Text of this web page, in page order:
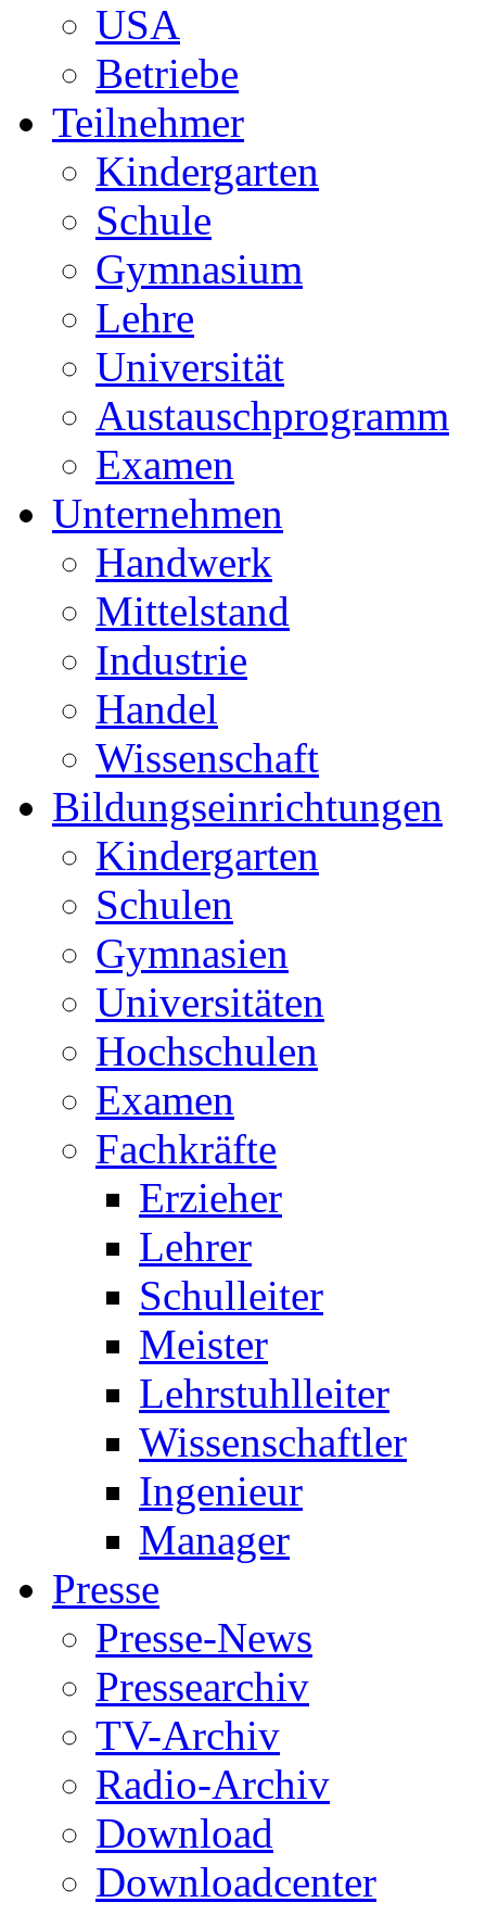
USA
Betriebe
Teilnehmer
Kindergarten
Schule
Gymnasium
Lehre
Universität
Austauschprogramm
Examen
Unternehmen
Handwerk
Mittelstand
Industrie
Handel
Wissenschaft
Bildungseinrichtungen
Kindergarten
Schulen
Gymnasien
Universitäten
Hochschulen
Examen
Fachkräfte
Erzieher
Lehrer
Schulleiter
Meister
Lehrstuhlleiter
Wissenschaftler
Ingenieur
Manager
Presse
Presse-News
Pressearchiv
TV-Archiv
Radio-Archiv
Download
Downloadcenter